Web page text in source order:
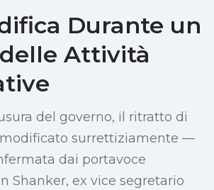
Durante un
Attività
del governo, il ritratto di
surrettiziamente —
dai portavoce
Shanker, ex vice segretario